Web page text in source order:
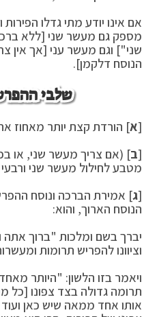
אם אינו יודע מתי גדלו
מספק גם מעשר שני [ללא
שני"] וגם מעשר עני [אך אין
הנוסח דלקמן].
שלבי
[א] הורדת קצת יותר מאחוז
[ב] (אם צריך מעשר שני, או
מטבע לחילול מעשר שני ורבעי
[ג] אמירת הברכה ונוסח
הנוסח הארוך, והוא:
יברך בשם ומלכות "ברוך אתה
וציוונו להפריש תרומות
ויאמר בזו הלשון: "היותר
תרומה גדולה בצד צפונו [כל
אותו אחד ממאה שיש כאן